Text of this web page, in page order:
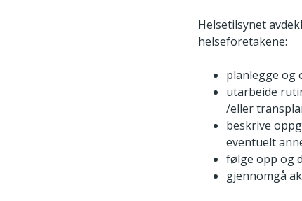
Helsetilsynet
helseforetakene:
planlegge og
utarbeide
/eller
beskrive
eventuelt
følge opp og
gjennomgå